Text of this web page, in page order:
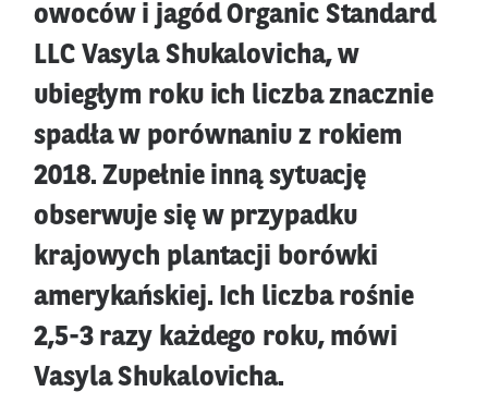
owoców i jagód Organic Standard
LLC Vasyla Shukalovicha, w
ubiegłym roku ich liczba znacznie
spadła w porównaniu z rokiem
2018. Zupełnie inną sytuację
obserwuje się w przypadku
krajowych plantacji borówki
amerykańskiej. Ich liczba rośnie
2,5-3 razy każdego roku, mówi
Vasyla Shukalovicha.